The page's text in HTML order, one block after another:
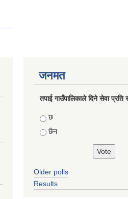
जनमत
तपाई गाउँपालिकाले दिने सेवा
Choices
छ
छैन
Older polls
Results